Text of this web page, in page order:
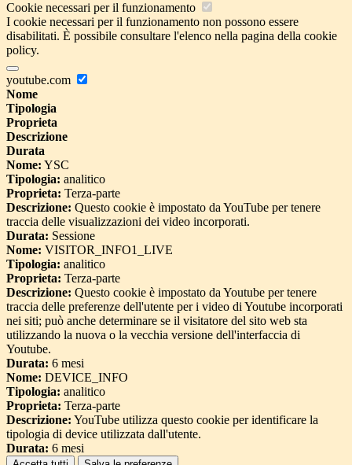
Cookie necessari per il funzionamento
I cookie necessari per il funzionamento non possono essere
disabilitati. È possibile consultare l'elenco nella pagina della cookie
policy.
youtube.com
Nome
Tipologia
Proprieta
Descrizione
Durata
Nome: YSC
Tipologia: analitico
Proprieta: Terza-parte
Descrizione: Questo cookie è impostato da YouTube per tenere
traccia delle visualizzazioni dei video incorporati.
Durata: Sessione
Nome: VISITOR_INFO1_LIVE
Tipologia: analitico
Proprieta: Terza-parte
Descrizione: Questo cookie è impostato da Youtube per tenere
traccia delle preferenze dell'utente per i video di Youtube incorporati
nei siti; può anche determinare se il visitatore del sito web sta
utilizzando la nuova o la vecchia versione dell'interfaccia di
Youtube.
Durata: 6 mesi
Nome: DEVICE_INFO
Tipologia: analitico
Proprieta: Terza-parte
Descrizione: YouTube utilizza questo cookie per identificare la
tipologia di device utilizzata dall'utente.
Durata: 6 mesi